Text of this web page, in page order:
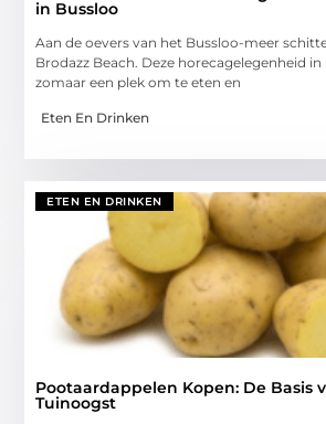
in Bussloo
Aan de oevers van het Bussloo-meer
Brodazz Beach. Deze horecagelegenheid in
zomaar een plek om te eten en
Eten En Drinken
ETEN EN DRINKEN
Pootaardappelen Kopen: De Basis
Tuinoogst